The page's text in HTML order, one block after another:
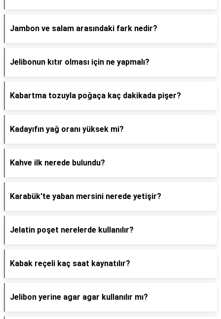
Jambon ve salam arasındaki fark nedir?
Jelibonun kıtır olması için ne yapmalı?
Kabartma tozuyla poğaça kaç dakikada pişer?
Kadayıfın yağ oranı yüksek mi?
Kahve ilk nerede bulundu?
Karabük'te yaban mersini nerede yetişir?
Jelatin poşet nerelerde kullanılır?
Kabak reçeli kaç saat kaynatılır?
Jelibon yerine agar agar kullanılır mı?